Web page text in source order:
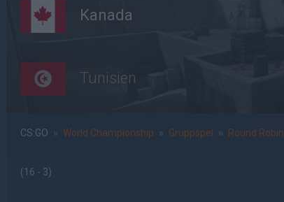
Kanada
Tunisien
CS:GO » World Championship » Gruppspel » Round Robin
(16 - 3)